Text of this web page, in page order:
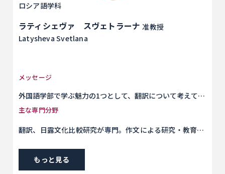
ロシア語学科
ラティシェヴァ スヴェトラーナ准教授
Latysheva Svetlana
メッセージ
外国語学部で学ぶ魅力の1つとして、翻訳について考えてみ
ましょう。 機械翻訳と AI の時代でも、翻訳者の専門性が背
者は、機械翻訳、また自分の知識と経験を活用すること
歴史的時代の間の境界線を消し去る真にユニークで高度な
翻訳を作成するスキルを磨く機会を得ています。今日、翻
主な専門分野
翻訳、日露文化比較研究が専門。作文による研究・教育活
もっと見る